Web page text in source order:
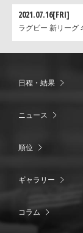
2021.07.16[FRI]
ラグビー 新リーグ
日程・結果
ニュース
順位
ギャラリー
コラム